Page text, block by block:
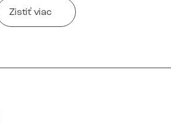
Zistiť viac